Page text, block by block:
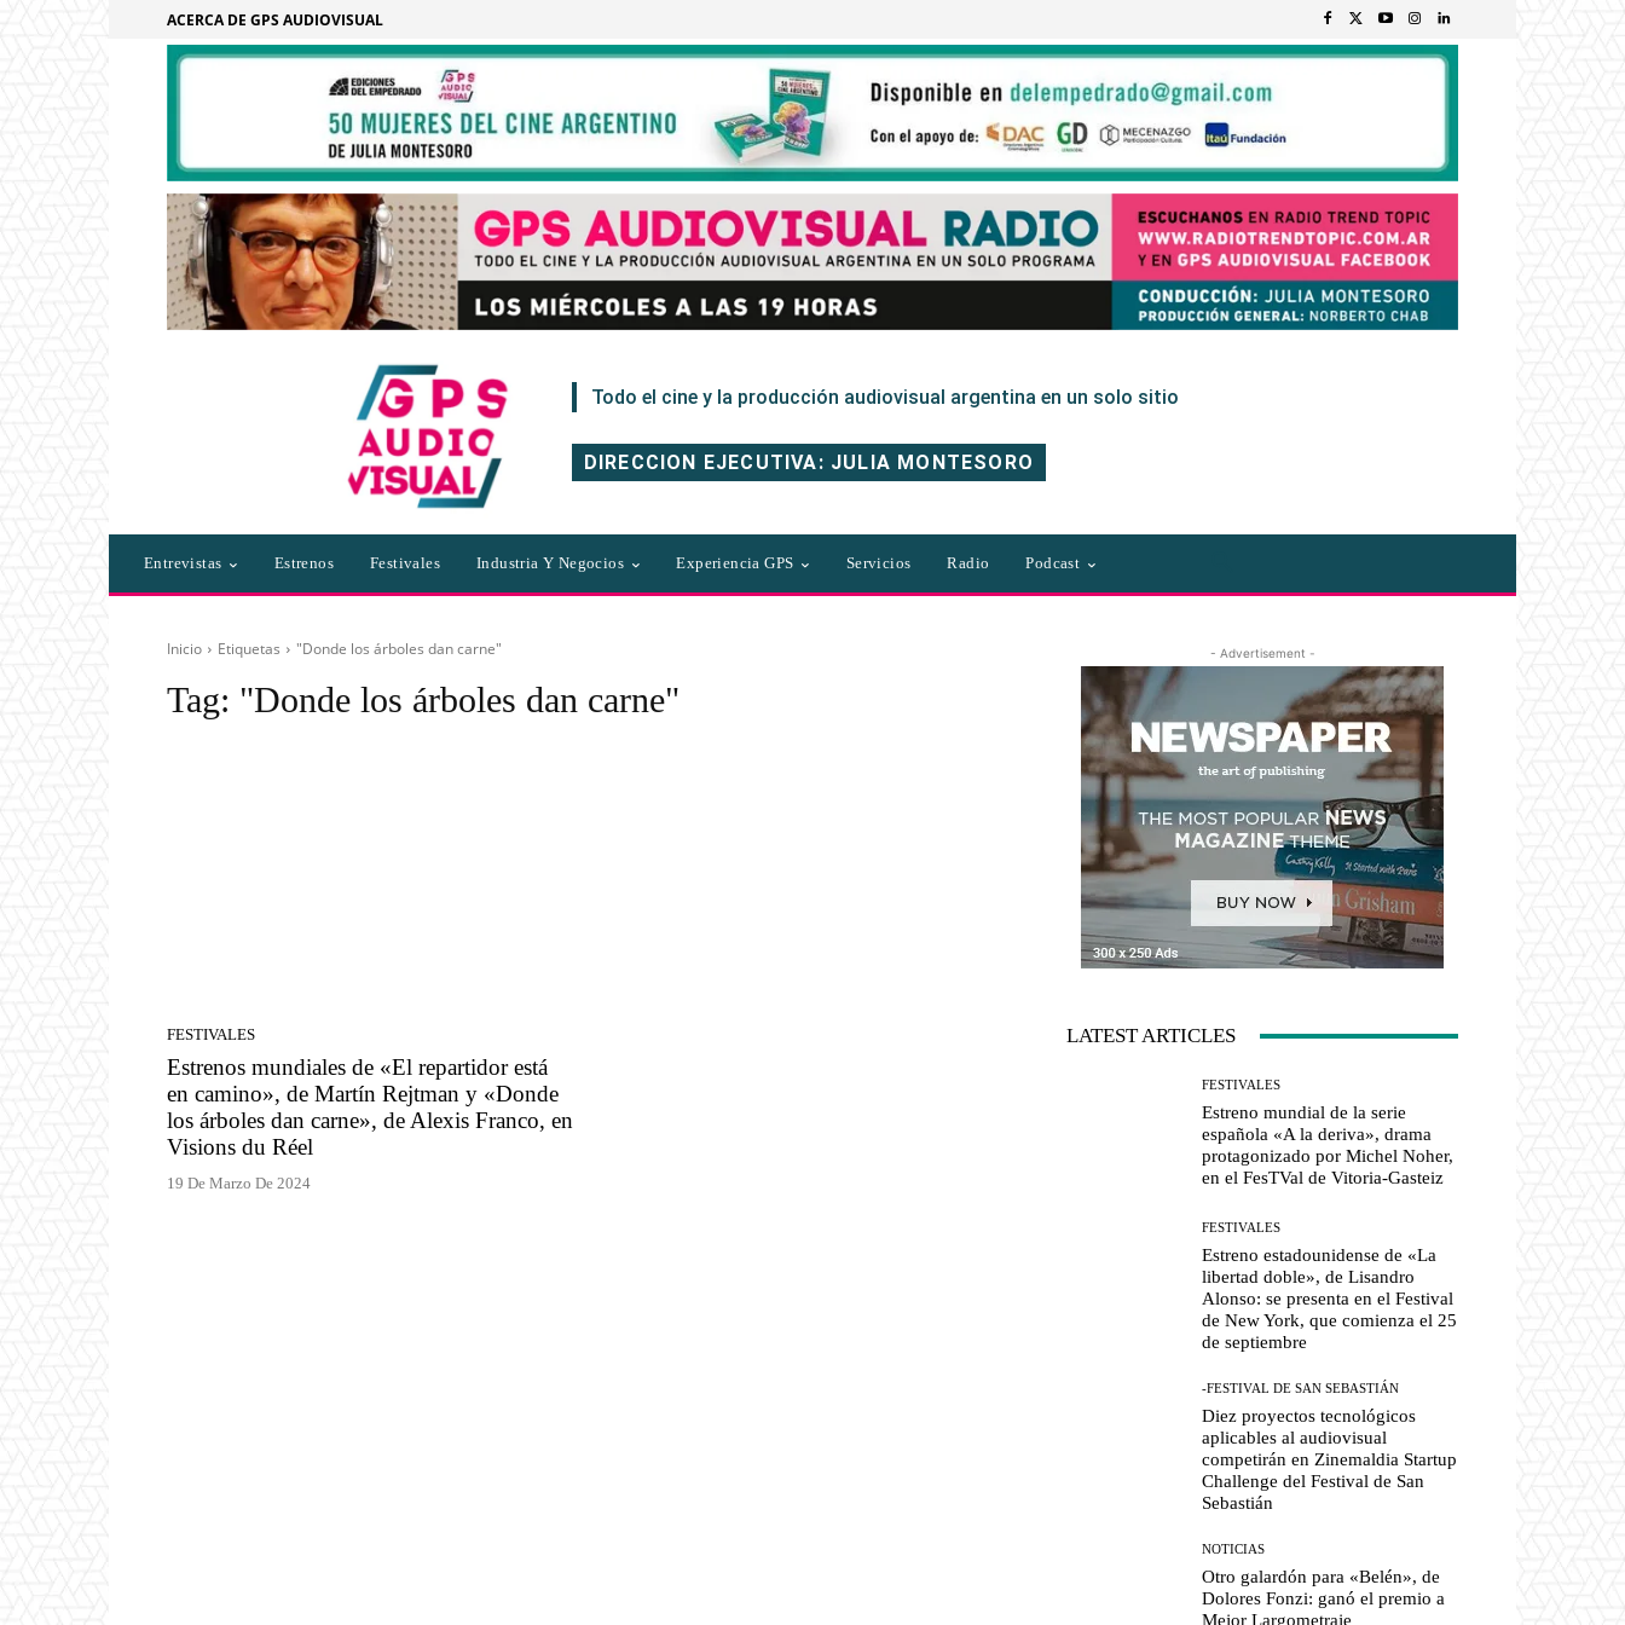
ACERCA DE GPS AUDIOVISUAL
Todo el cine y la producción audiovisual argentina en un solo sitio
DIRECCION EJECUTIVA: JULIA MONTESORO
Entrevistas Estrenos Festivales Industria Y Negocios Experiencia GPS Servicios Radio Podcast
Inicio Etiquetas "Donde los árboles dan carne"
Tag: "Donde los árboles dan carne"
FESTIVALES
Estrenos mundiales de «El repartidor está
en camino», de Martín Rejtman y «Donde
los árboles dan carne», de Alexis Franco, en
Visions du Réel
19 De Marzo De 2024
- Advertisement -
LATEST ARTICLES
FESTIVALES
Estreno mundial de la serie
española «A la deriva», drama
protagonizado por Michel Noher,
en el FesTVal de Vitoria-Gasteiz
FESTIVALES
Estreno estadounidense de «La
libertad doble», de Lisandro
Alonso: se presenta en el Festival
de New York, que comienza el 25
de septiembre
-FESTIVAL DE SAN SEBASTIÁN
Diez proyectos tecnológicos
aplicables al audiovisual
competirán en Zinemaldia Startup
Challenge del Festival de San
Sebastián
NOTICIAS
Otro galardón para «Belén», de
Dolores Fonzi: ganó el premio a
Mejor Largometraje